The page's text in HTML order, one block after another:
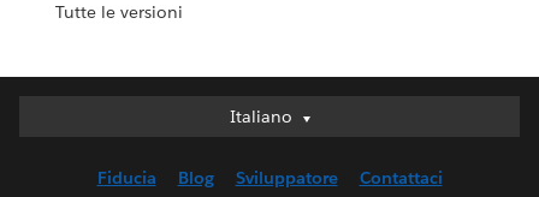
Tutte le versioni
Italiano
Italiano
English (UK)
Fiducia Blog Sviluppatore Contattaci